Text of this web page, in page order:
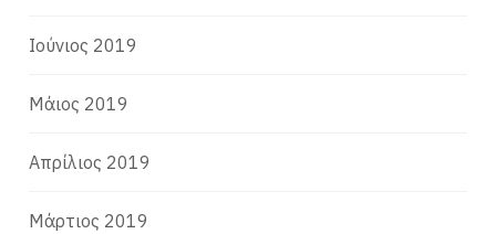
Ιούνιος 2019
Μάιος 2019
Απρίλιος 2019
Μάρτιος 2019